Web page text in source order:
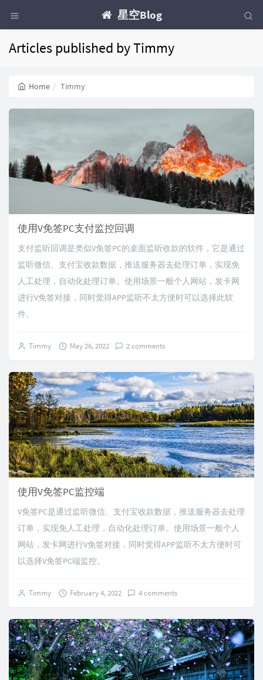
星空Blog
Articles published by Timmy
Home Timmy
使用V免签PC支付监控回调
支付监听回调是类似V免签PC的桌面监听收款的软件，它是通过
监听微信、支付宝收款数据，推送服务器去处理订单，实现免
人工处理，自动化处理订单。使用场景一般个人网站，发卡网
进行V免签对接，同时觉得APP监听不太方便时可以选择此软
件。
Timmy May 26, 2022 2 comments
使用V免签PC监控端
V免签PC是通过监听微信、支付宝收款数据，推送服务器去处理
订单，实现免人工处理，自动化处理订单。使用场景一般个人
网站，发卡网进行V免签对接，同时觉得APP监听不太方便时可
以选择V免签PC端监控。
Timmy February 4, 2022 4 comments